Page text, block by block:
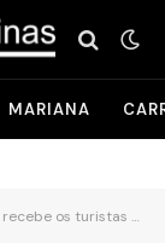
MARIANA
turistas de Embu das Artes